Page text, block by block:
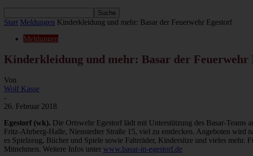
Start Meldungen Kinderkleidung und mehr: Basar der Feuerwehr Egestorf
Meldungen
Kinderkleidung und mehr: Basar der Feuerwehr
Von
Wolf Kasse
-
26. Februar 2018
Egestorf (wk). Die Ortswehr Egestorf lädt mit Unterstützung des Basar-
Fritz-Ahrberg-Halle, Nienstedter Straße 15, viel zu entdecken. Angeboten wird
es Spielzeug, Bücher und Spiele sowie Fahrräder, Kindersitze und vieles
Mitnehmen. Weitere Infos unter www.basar-in-egestorf.de